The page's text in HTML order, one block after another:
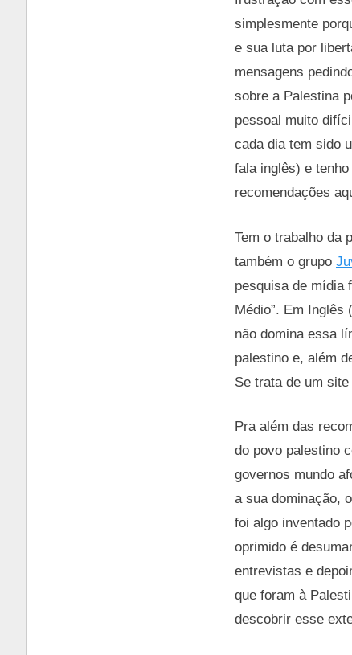
simplesmente
e sua luta por
mensagens
sobre a Palestina
pessoal muito
cada dia tem sido
fala inglês) e
recomendações
Tem o trabalho da
também o grupo
pesquisa de mídia
Médio”. Em Inglês
não domina essa
palestino e, além
Se trata de um
Pra além das
do povo palestino
governos mundo
a sua dominação,
foi algo inventado
oprimido é
entrevistas e
que foram à
descobrir esse